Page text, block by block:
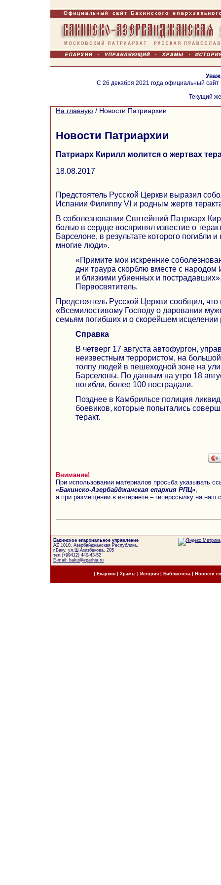
С 26 декабря 2021 года официальный
Текущий
На главную / Новости Патриархии
Новости Патриархии
Патриарх Кирилл молится о жертвах
18.08.2017
Предстоятель Русской Церкви выразил
Испании Филиппу VI и родным жертв
В соболезновании Святейший Патриарх
болью в сердце воспринял известие о
Барселоне, в результате которого погибли
многие люди».
«Примите мои искренние
дни траура скорблю вместе с
и близкими убиенных и
Первосвятитель.
Предстоятель Русской Церкви сообщил, что
«Всемилостивому Господу о даровании
семьям погибших и о скорейшем исцелении
Справка
В четверг 17 августа автофургон,
неизвестным террористом, на
толпу людей в пешеходной зоне на
Барселоны. По данным на утро 18
погибли, более 100 пострадали.
Позднее в Камбрильсе полиция
боевиков, которые попытались
теракт.
Внимание!
При использовании материалов просьба указывать
«Бакинско-Азербайджанская епархия РПЦ»
а при размещении в интернете – гиперссылку на наш
Бакинское епархиальное управление
AZ 1010, Азербайджанская Республика,
г.Баку, ул.Ш.Азизбекова, 205
тел.(+99412) 440-43-52
E-mail: baku@eparhia.ru
Епархия| Храмы История| Библиотека Новости